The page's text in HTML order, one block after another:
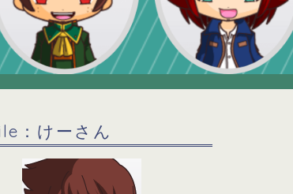
：けーさん